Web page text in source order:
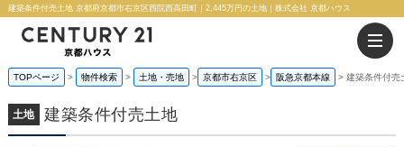
建築条件付売土地 京都府京都市右京区西院西高田町｜2,445万円の土地｜株式会社 京都ハウス
TOPページ 物件検索 土地・売地 京都市右京区 阪急京都本線 建築条件付売
土地 建築条件付売土地